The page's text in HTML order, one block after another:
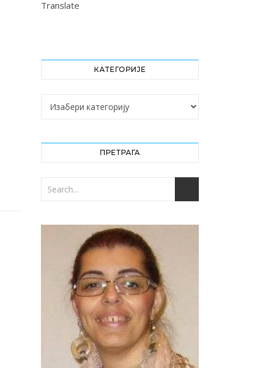
Translate
КАТЕГОРИЈЕ
Категорије
ПРЕТРАГА